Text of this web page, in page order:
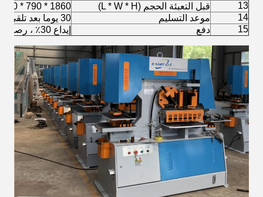
13
قبل التعبئة الحجم (L * W * H)
1860 * 790 * 1900 مم
14
موعد التسليم
30 يوما بعد تلقي الودائع
15
دفع إيداع 30٪ ، رصيد 70٪ قبل الشحن